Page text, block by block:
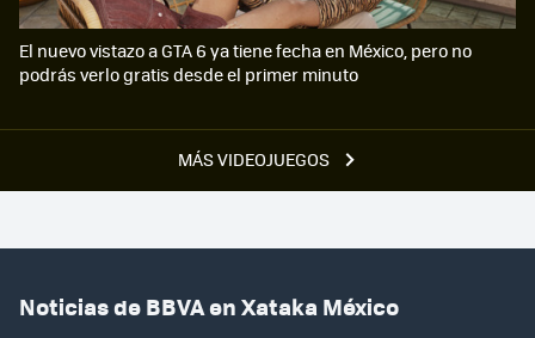
MÁS VIDEOJUEGOS
El nuevo vistazo a GTA 6 ya tiene fecha en México, pero no
podrás verlo gratis desde el primer minuto
Noticias de BBVA en Xataka México